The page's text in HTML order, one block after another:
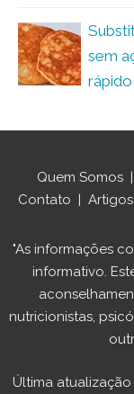
sem
rápido
Quem Somos
Contato
"As informações
informativo.
nutricionistas,
Última